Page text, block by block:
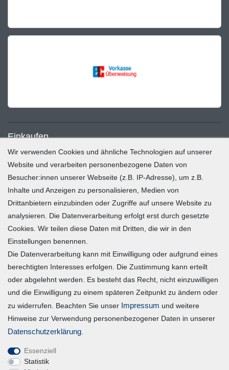
Einkaufen
Zahlung und Versand
Widerrufsrecht
Warenkorb
Zur Kasse
Mein Konto
Registrieren
Login
Vertrag widerrufen
Unternehmen
Blog
Wir verwenden Cookies und ähnliche Technologien auf unserer
Website und verarbeiten personenbezogene Daten von
Besucher:innen unserer Webseite (z.B. IP-Adresse), um z.B.
Inhalte und Anzeigen zu personalisieren, Medien von
Drittanbietern einzubinden oder Zugriffe auf unsere Website zu
analysieren. Die Datenverarbeitung erfolgt erst durch gesetzte
Cookies. Wir teilen diese Daten mit Dritten, die wir in den
Einstellungen benennen.
Die Datenverarbeitung kann mit Einwilligung oder aufgrund eines
berechtigten Interesses erfolgen. Die Zustimmung kann erteilt
oder abgelehnt werden. Es besteht das Recht, nicht einzuwilligen
und die Einwilligung zu einem späteren Zeitpunkt zu ändern oder
zu widerrufen. Beachten Sie unser Impressum und weitere
Hinweise zur Verwendung personenbezogener Daten in unserer
Daten­schutz­erklärung
Essenziell
Statistik